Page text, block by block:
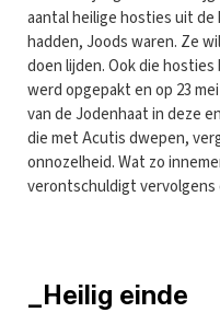
aantal heilige hosties uit
hadden, Joods waren. Ze
doen lijden. Ook die
werd opgepakt en op 23
van de Jodenhaat in deze
die met Acutis dwepen,
onnozelheid. Wat zo
verontschuldigt vervolgens
_Heilig einde